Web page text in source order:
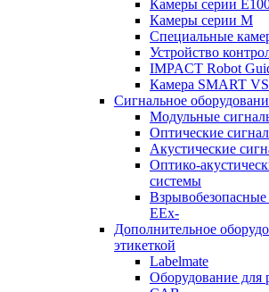
Камеры серии
Камеры серии M
Специальные
Устройство
IMPACT Robot
Камера SMART VS
Cигнальное
Модульные
Оптические
Акустические
Оптико-
системы
Взрывобезопасные
EEx-
Дополнительное
этикеткой
Labelmate
Оборудование для